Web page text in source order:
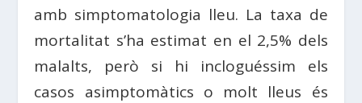
amb simptomatologia lleu. La taxa de
mortalitat s’ha estimat en el 2,5% dels
malalts, però si hi incloguéssim els
casos asimptomàtics o molt lleus és